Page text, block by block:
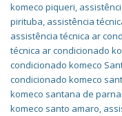
komeco piqueri,
pirituba, assistência
assistência técnica ar
técnica ar condicionado
condicionado komeco
condicionado komeco
komeco santana de
komeco santo amaro,